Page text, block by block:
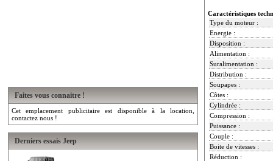
Faites vous connaitre !
Cet emplacement publicitaire est disponible à la location,
contactez nous !
Derniers essais Jeep
Caractéristiques
Type du moteur :
Energie :
Disposition :
Alimentation :
Suralimentation :
Distribution :
Soupapes :
Côtes :
Cylindrée :
Compression :
Puissance :
Couple :
Boite de vitesses :
Réduction :